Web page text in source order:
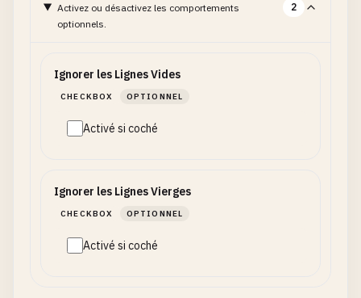
Activez ou désactivez les comportements
optionnels.
2
Ignorer les Lignes Vides
CHECKBOX OPTIONNEL
Activé si coché
Ignorer les Lignes Vierges
CHECKBOX OPTIONNEL
Activé si coché